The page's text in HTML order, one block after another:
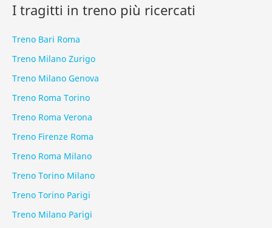
I tragitti in treno più ricercati
Treno Bari Roma
Treno Milano Zurigo
Treno Milano Genova
Treno Roma Torino
Treno Roma Verona
Treno Firenze Roma
Treno Roma Milano
Treno Torino Milano
Treno Torino Parigi
Treno Milano Parigi